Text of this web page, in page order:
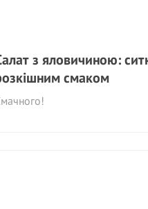
з яловичиною:
смаком